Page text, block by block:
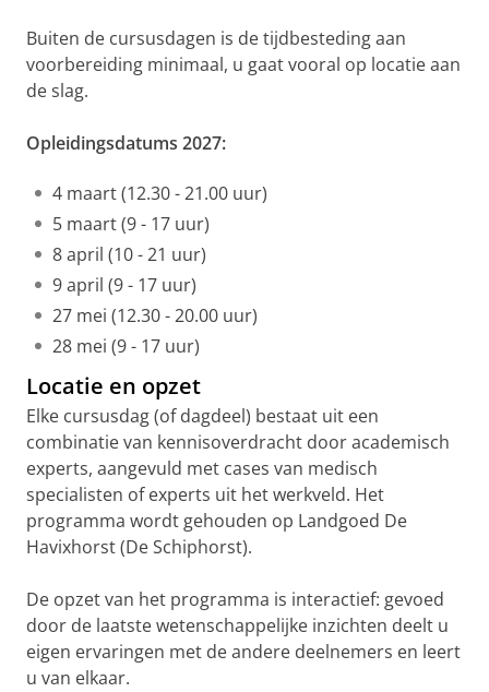
Buiten de cursusdagen is de tijdbesteding aan
voorbereiding minimaal, u gaat vooral op locatie aan
de slag.
Opleidingsdatums 2027:
4 maart (12.30 - 21.00 uur)
5 maart (9 - 17 uur)
8 april (10 - 21 uur)
9 april (9 - 17 uur)
27 mei (12.30 - 20.00 uur)
28 mei (9 - 17 uur)
Locatie en opzet
Elke cursusdag (of dagdeel) bestaat uit een
combinatie van kennisoverdracht door academisch
experts, aangevuld met cases van medisch
specialisten of experts uit het werkveld. Het
programma wordt gehouden op Landgoed De
Havixhorst (De Schiphorst).
De opzet van het programma is interactief: gevoed
door de laatste wetenschappelijke inzichten deelt u
eigen ervaringen met de andere deelnemers en leert
u van elkaar.